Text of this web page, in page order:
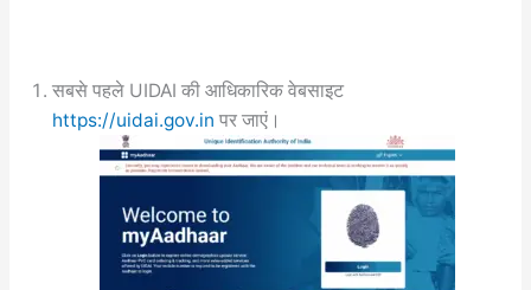
सबसे पहले UIDAI की आधिकारिक वेबसाइट
https://uidai.gov.in पर जाएं।